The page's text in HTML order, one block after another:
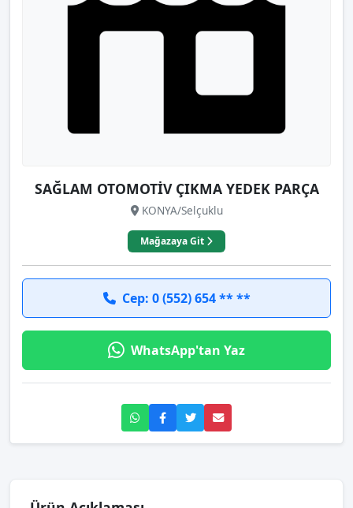
SAĞLAM OTOMOTİV ÇIKMA YEDEK PARÇA
KONYA/Selçuklu
Mağazaya Git
Cep: 0 (552) 654 ** **
WhatsApp'tan Yaz